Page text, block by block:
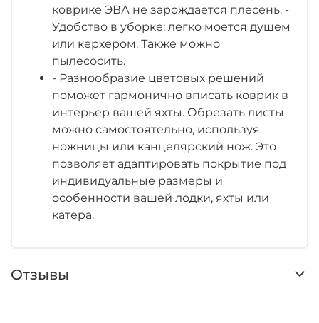
коврике ЭВА не зарождается плесень. -
Удобство в уборке: легко моется душем
или керхером. Также можно
пылесосить.
- Разнообразие цветовых решений
поможет гармонично вписать коврик в
интерьер вашей яхты. Обрезать листы
можно самостоятельно, используя
ножницы или канцелярский нож. Это
позволяет адаптировать покрытие под
индивидуальные размеры и
особенности вашей лодки, яхты или
катера.
Отзывы